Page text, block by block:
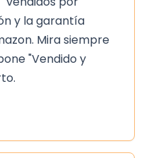
y la garantía
Mira siempre
"Vendido y